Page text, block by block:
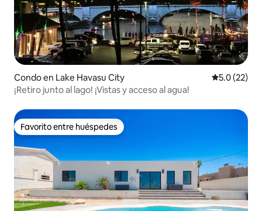
Condo en Lake Havasu City Calificación
5.0 (22)
¡Retiro junto al lago! ¡Vistas y acceso al agua!
Favorito entre huéspedes
Favorito entre huéspedes